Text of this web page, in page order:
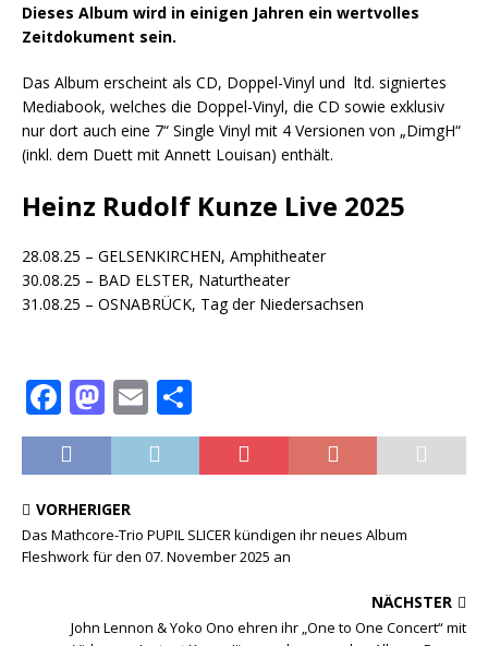
Dieses Album wird in einigen Jahren ein wertvolles
Zeitdokument sein.
Das Album erscheint als CD, Doppel-Vinyl und ltd. signiertes
Mediabook, welches die Doppel-Vinyl, die CD sowie exklusiv
nur dort auch eine 7“ Single Vinyl mit 4 Versionen von „DimgH“
(inkl. dem Duett mit Annett Louisan) enthält.
Heinz Rudolf Kunze Live 2025
28.08.25 – GELSENKIRCHEN, Amphitheater
30.08.25 – BAD ELSTER, Naturtheater
31.08.25 – OSNABRÜCK, Tag der Niedersachsen
F
a
c
e
b
o
M
a
st
o
d
o
E
m
ai
ei
le
VORHERIGER
Das Mathcore-Trio PUPIL SLICER kündigen ihr neues Album
Fleshwork für den 07. November 2025 an
NÄCHSTER
John Lennon & Yoko Ono ehren ihr „One to One Concert“ mit